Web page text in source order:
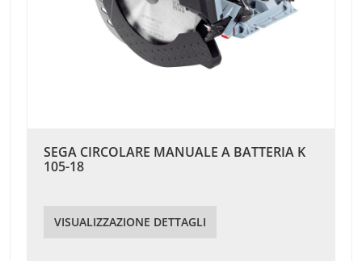
SEGA CIRCOLARE MANUALE A BATTERIA K
105-18
VISUALIZZAZIONE DETTAGLI